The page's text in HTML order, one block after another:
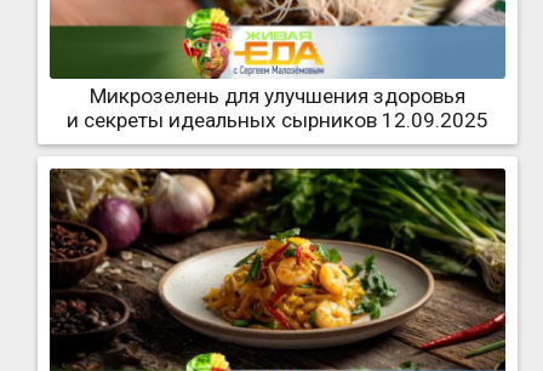
Микрозелень для улучшения здоровья
и секреты идеальных сырников 12.09.2025